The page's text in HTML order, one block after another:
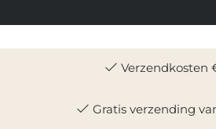
Verzendkosten
Gratis verzending